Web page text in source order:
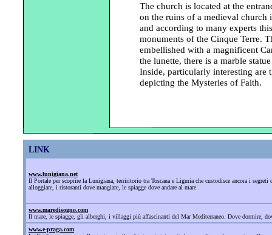
The church is located at the
on the ruins of a medieval
and according to many experts
monuments of the Cinque Terre.
embellished with a magnificent
the lunette, there is a marble
Inside, particularly interesting are
depicting the Mysteries of Faith.
LINK
www.lunigiana.net
Il Portale per scoprire la Lunigiana, terriritorio tra Toscana e Liguria che custodisce ancora i
alloggiare, i ristoranti dove mangiare, le spiagge dove andare al mare
www.maredisogno.com
Il mare, le spiagge, gli alberghi, i villaggi più affascinanti del Mar Mediterraneo. Dove dormire,
www.e-praga.com